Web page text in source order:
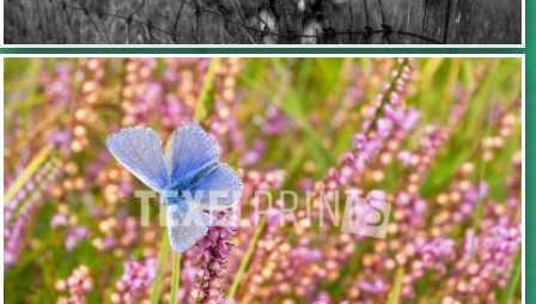
TOEVOEGEN